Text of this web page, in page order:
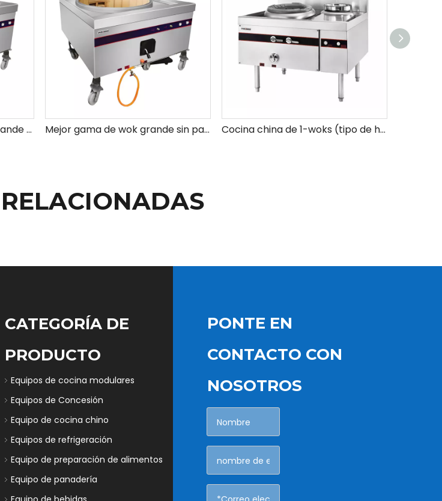
Rango tradicional de wok grande (con soplador) Mejor gama de wok grande sin palos (con soplador) Cocina china de 1-woks (tipo de hierro fundido con soplador)
CATEGORÍA DE
PRODUCTO
Equipos de cocina modulares
Equipos de Concesión
Equipo de cocina chino
Equipos de refrigeración
Equipo de preparación de alimentos
Equipo de panadería
PONTE EN
CONTACTO CON
NOSOTROS